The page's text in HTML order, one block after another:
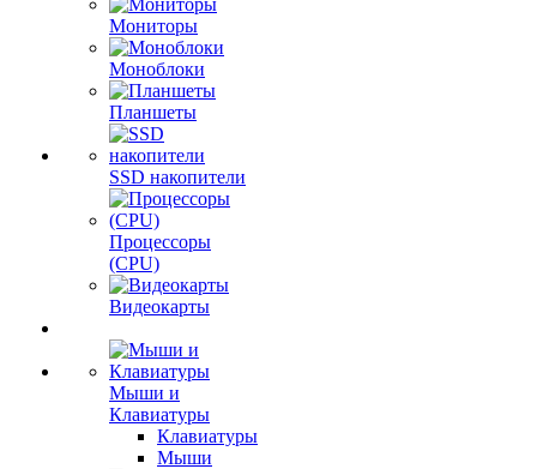
Мониторы
Моноблоки
Планшеты
SSD накопители
Процессоры
(CPU)
Видеокарты
Мыши и
Клавиатуры
Клавиатуры
Мыши